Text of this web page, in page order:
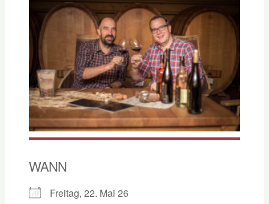
WANN
Freitag, 22. Mai 26